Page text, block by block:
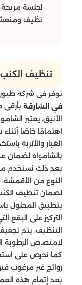
لجلسة
نظيف
تنظيف
نوفر في شركة
في الشارقة بأرقى
الأنيق. يعتبر
اهتمامًا خاصًا
الغبار والأتربة
بالشامواه لضمان
بعد ذلك نستخدم
النوع من
لضمان تنظيف
بتطبيق المحلول
التركيز على البقع
التنظيف، يتم
لامتصاص الرطوبة
كما نحرص على
روائح غير مرغوب
بعد إتمام هذه